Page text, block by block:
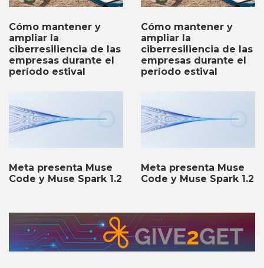
Cómo mantener y
ampliar la
ciberresiliencia de las
empresas durante el
período estival
Cómo mantener y
ampliar la
ciberresiliencia de las
empresas durante el
período estival
Meta presenta Muse
Code y Muse Spark 1.2
Meta presenta Muse
Code y Muse Spark 1.2